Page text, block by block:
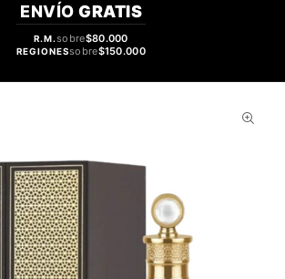
ENVÍO GRATIS
R.M.sobre$80.000
REGIONESsobre$150.000